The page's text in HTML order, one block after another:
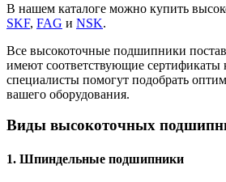
В нашем каталоге можно купить
SKF, FAG и NSK.
Все высокоточные подшипники
имеют соответствующие сертификаты
специалисты помогут подобрать
вашего оборудования.
Виды высокоточных
1. Шпиндельные подшипники